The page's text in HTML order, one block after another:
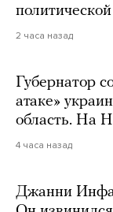
2 часа назад
Губернатор
атаке»
область. На
4 часа назад
Джанни